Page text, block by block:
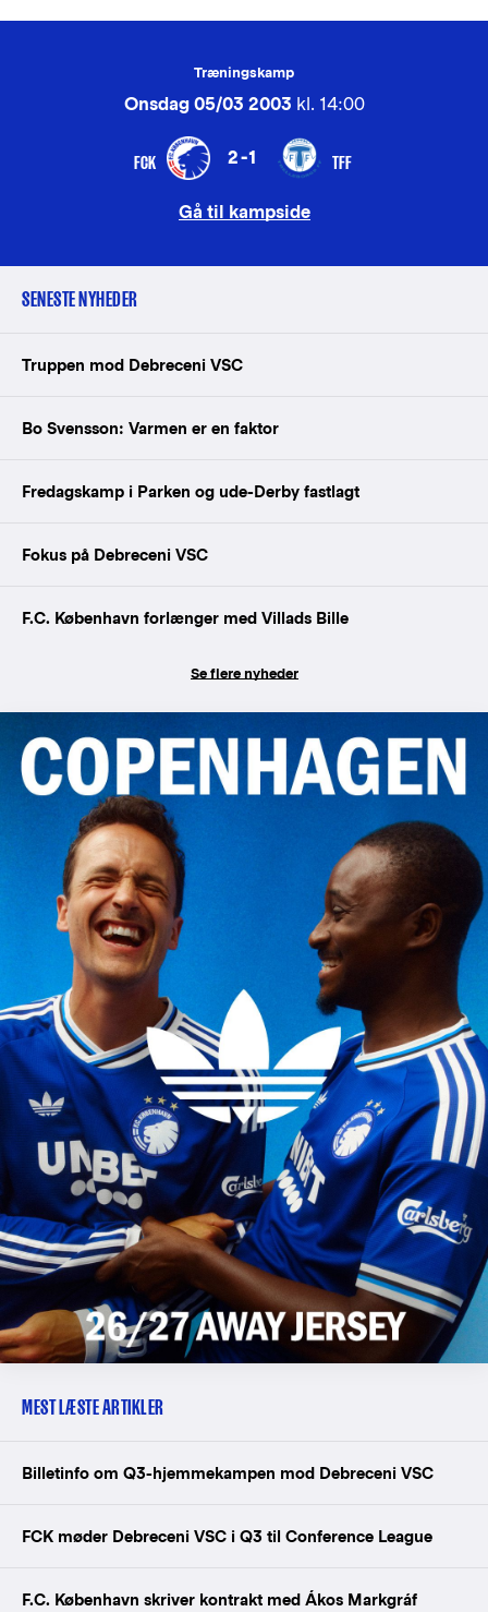
Træningskamp
Onsdag 05/03 2003 kl. 14:00
FCK 2-1 TFF
Gå til kampside
SENESTE NYHEDER
Truppen mod Debreceni VSC
Bo Svensson: Varmen er en faktor
Fredagskamp i Parken og ude-Derby fastlagt
Fokus på Debreceni VSC
F.C. København forlænger med Villads Bille
Se flere nyheder
MEST LÆSTE ARTIKLER
Billetinfo om Q3-hjemmekampen mod Debreceni VSC
FCK møder Debreceni VSC i Q3 til Conference League
F.C. København skriver kontrakt med Ákos Markgráf